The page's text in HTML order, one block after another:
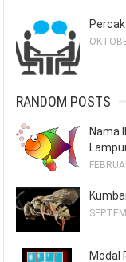
RANDOM POSTS
Nama
Modal